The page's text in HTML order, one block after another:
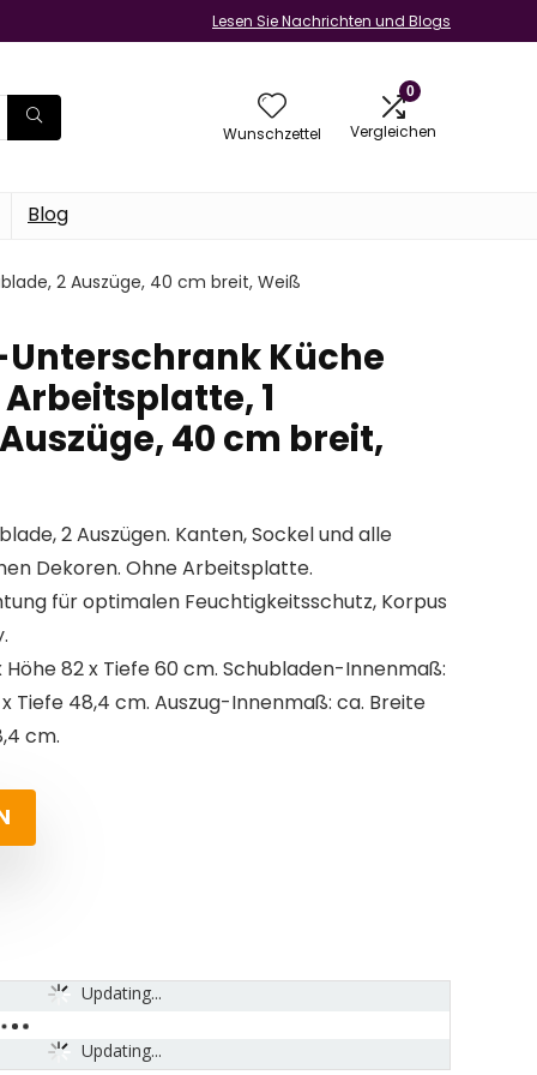
Lesen Sie Nachrichten und Blogs
Wunschzettel
0
Vergleichen
Blog
2 Auszüge, 40 cm breit, Weiß
Unterschrank Küche
Arbeitsplatte, 1
40 cm breit,
2 Auszügen. Kanten, Sockel und alle
Dekoren. Ohne Arbeitsplatte.
für optimalen Feuchtigkeitsschutz, Korpus
82 x Tiefe 60 cm. Schubladen-Innenmaß:
x Tiefe 48,4 cm. Auszug-Innenmaß: ca. Breite
cm.
Updating...
Updating...